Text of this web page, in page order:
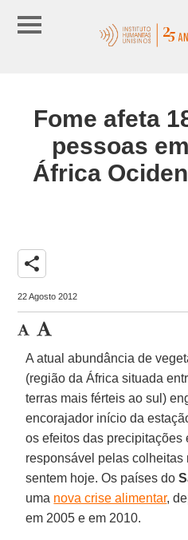
Fome afeta
pessoas
África
share
22 Agosto 2012
A atual abundância de
(região da África situada
terras mais férteis ao sul)
encorajador início da
os efeitos das precipitações
responsável pelas colheitas
sentem hoje. Os países do
uma nova crise alimentar,
em 2005 e em 2010.